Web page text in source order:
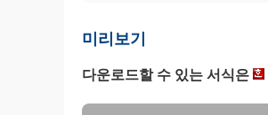
미리보기
다운로드할 수 있는 서식은